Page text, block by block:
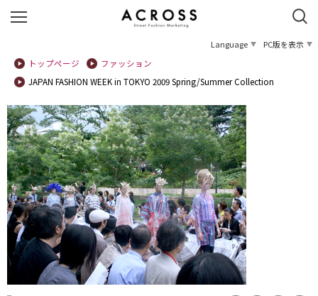
Language
PC版を表示
トップページ
ファッション
JAPAN FASHION WEEK in TOKYO 2009 Spring/Summer Collection